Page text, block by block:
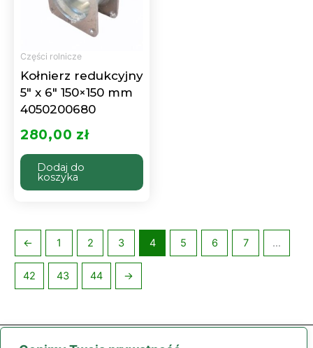
Części rolnicze
Kołnierz redukcyjny
5″ x 6″ 150×150 mm
4050200680
280,00 zł
Dodaj do
koszyka
← 1 2 3 4 5 6 7 …
42 43 44 →